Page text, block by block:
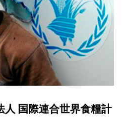
人 国際連合世界食糧計